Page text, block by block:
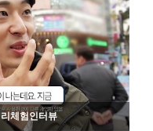
체험인터뷰